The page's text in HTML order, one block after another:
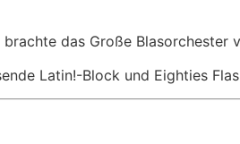
brachte das Große
Latin!-Block und Eighties